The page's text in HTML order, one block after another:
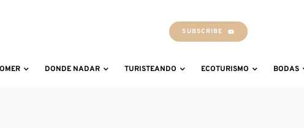
SUBSCRIBE
DONDE NADAR TURISTEANDO ECOTURISMO BODAS